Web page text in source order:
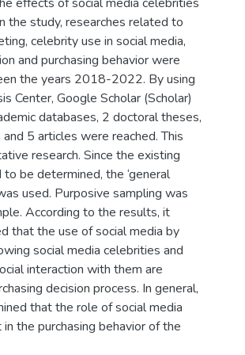
the study, researches related to
celebrity use in social media,
and purchasing behavior were
the years 2018-2022. By using
Center, Google Scholar (Scholar)
databases, 2 doctoral theses,
5 articles were reached. This
research. Since the existing
be determined, the ‘general
used. Purposive sampling was
According to the results, it
that the use of social media by
social media celebrities and
interaction with them are
decision process. In general,
that the role of social media
the purchasing behavior of the